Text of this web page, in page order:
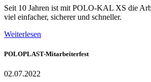
Seit 10 Jahren ist mit POLO-KAL XS die
viel einfacher, sicherer und schneller.
Weiterlesen
POLOPLAST-Mitarbeiterfest
02.07.2022